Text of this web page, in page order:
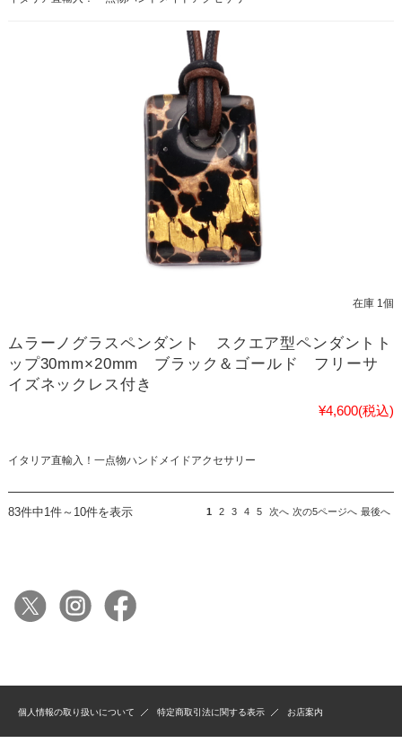
在庫 1個
ムラーノグラスペンダント スクエア型ペンダントト
ップ30mm×20mm ブラック＆ゴールド フリーサ
イズネックレス付き
¥4,600(税込)
イタリア直輸入！一点物ハンドメイドアクセサリー
83件中1件～10件を表示 1 2 3 4 5 次へ 次の5ページへ 最後へ
個人情報の取り扱いについて 特定商取引法に関する表示 お店案内